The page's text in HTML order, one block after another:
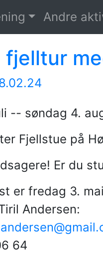
Andre
fjelltur
-- søndag 4.
Fjellstue på
Er du
er fredag 3.
Andersen:
64